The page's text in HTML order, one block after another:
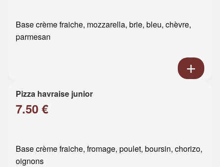
Base crème fraiche, mozzarella, brie, bleu, chèvre,
parmesan
Pizza havraise junior
7.50 €
Base crème fraiche, fromage, poulet, boursin, chorizo,
oignons